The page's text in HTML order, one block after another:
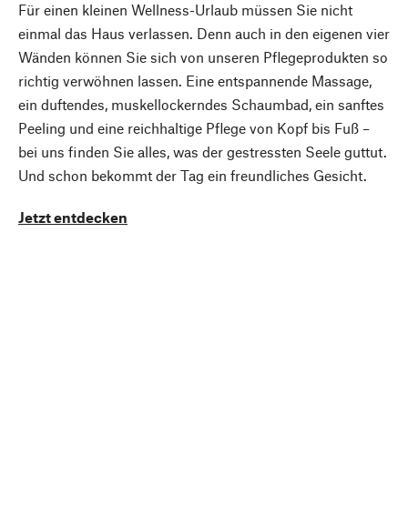
Für einen kleinen Wellness-Urlaub müssen Sie nicht
einmal das Haus verlassen. Denn auch in den eigenen vier
Wänden können Sie sich von unseren Pflegeprodukten so
richtig verwöhnen lassen. Eine entspannende Massage,
ein duftendes, muskellockerndes Schaumbad, ein sanftes
Peeling und eine reichhaltige Pflege von Kopf bis Fuß –
bei uns finden Sie alles, was der gestressten Seele guttut.
Und schon bekommt der Tag ein freundliches Gesicht.
Jetzt entdecken